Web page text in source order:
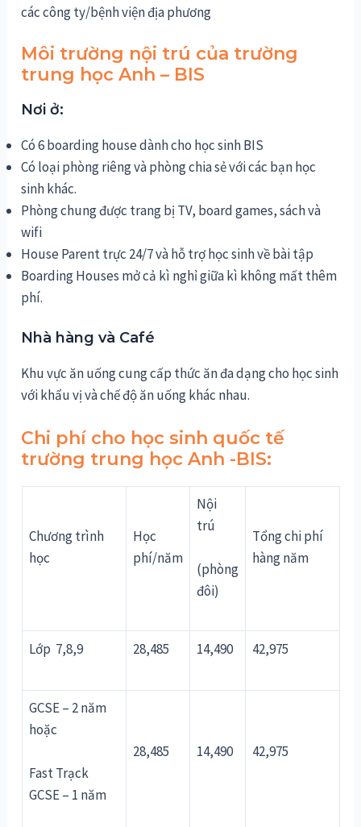
các công ty/bệnh viện địa phương
Môi trường nội trú của trường
trung học Anh – BIS
Nơi ở:
Có 6 boarding house dành cho học sinh BIS
Có loại phòng riêng và phòng chia sẻ với các bạn học
sinh khác.
Phòng chung được trang bị TV, board games, sách và
wifi
House Parent trực 24/7 và hỗ trợ học sinh về bài tập
Boarding Houses mở cả kì nghỉ giữa kì không mất thêm
phí.
Nhà hàng và Café
Khu vực ăn uống cung cấp thức ăn đa dạng cho học sinh
với khẩu vị và chế độ ăn uống khác nhau.
Chi phí cho học sinh quốc tế
trường trung học Anh -BIS:
Chương trình
học
Học
phí/năm
Nội
trú
(phòng
đôi)
Tổng chi phí
hàng năm
Lớp 7,8,9 28,485 14,490 42,975
GCSE – 2 năm
hoặc
Fast Trạck
GCSE – 1 năm
28,485 14,490 42,975